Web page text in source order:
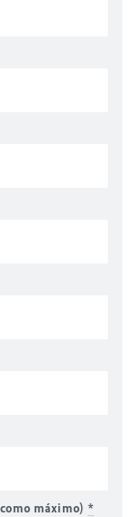
máximo) *